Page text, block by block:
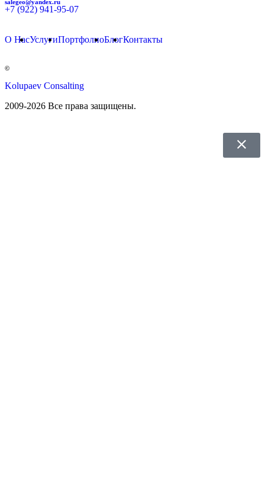
salegeo@yandex.ru
+7 (922) 941-95-07
О НасУслугиПортфолиоБлогКонтакты
©
Kolupaev Consalting
2009-2026 Все права защищены.